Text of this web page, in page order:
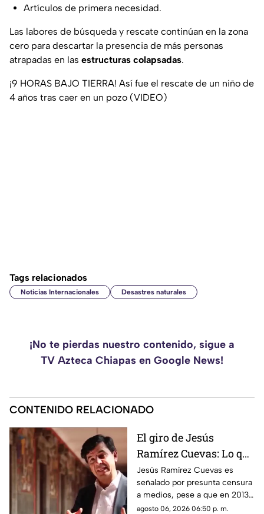
Artículos de primera necesidad.
Las labores de búsqueda y rescate continúan en la zona
cero para descartar la presencia de más personas
atrapadas en las estructuras colapsadas.
¡9 HORAS BAJO TIERRA! Así fue el rescate de un niño de
4 años tras caer en un pozo (VIDEO)
Tags relacionados
Noticias Internacionales Desastres naturales
¡No te pierdas nuestro contenido, sigue a
TV Azteca Chiapas en Google News!
CONTENIDO RELACIONADO
El giro de Jesús
Ramírez Cuevas: Lo que
decía sobre la censura
en 2013 y de qué lo
acusan hoy
Jesús Ramírez Cuevas es
señalado por presunta censura
a medios, pese a que en 2013
criticaba el uso de la
agosto 06, 2026 06:50 p. m.